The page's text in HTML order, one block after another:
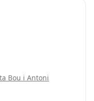
Bou i Antoni